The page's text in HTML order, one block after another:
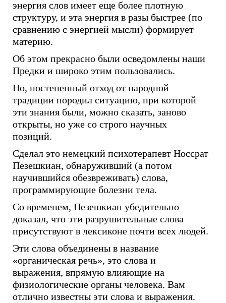
энергия слов имеет еще более плотную
структуру, и эта энергия в разы быстрее (по
сравнению с энергией мысли) формирует
материю.
Об этом прекрасно были осведомлены наши
Предки и широко этим пользовались.
Но, постепенный отход от народной
традиции породил ситуацию, при которой
эти знания были, можно сказать, заново
открыты, но уже со строго научных
позиций.
Сделал это немецкий психотерапевт Носсрат
Пезешкиан, обнаруживший (а потом
научившийся обезвреживать) слова,
программирующие болезни тела.
Со временем, Пезешкиан убедительно
доказал, что эти разрушительные слова
присутствуют в лексиконе почти всех людей.
Эти слова объединены в название
«органическая речь», это слова и
выражения, впрямую влияющие на
физиологические органы человека. Вам
отлично известны эти слова и выражения.